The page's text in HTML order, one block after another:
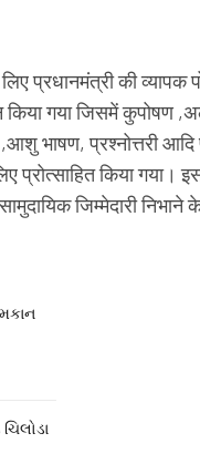
लिए प्रधानमंत्री की
किया गया जिसमें कुपोषण
भाषण, प्रश्नोत्तरी
किया गया।
जिम्मेदारी